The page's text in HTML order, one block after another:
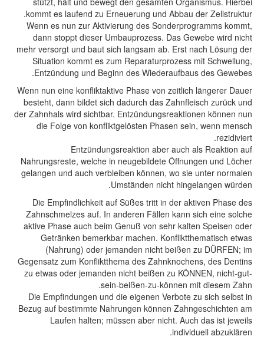
kommt es laufend zu Erneuerung und Abbau der
Wenn es nun zur Aktivierung des
dann stoppt dieser Umbauprozess. Das Gewebe
mehr versorgt und baut sich langsam ab. Erst nach
Situation kommt es zum Reparaturprozess mit
Entzündung und Beginn des Wiederaufbaus des
Wenn nun eine konfliktaktive Phase von zeitlich
besteht, dann bildet sich dadurch das Zahnfleisch
der Zahnhals wird sichtbar. Entzündungsreaktionen
die Folge von konfliktgelösten Phasen sein,
Entzündungsreaktion aber auch als
Nahrungsreste, welche in neugebildete Öffnungen
gelangen und auch verbleiben können, wo sie unter
Umständen nicht
Die Empfindlichkeit auf Süßes tritt in der aktiven
Zahnschmelzes auf. In anderen Fällen kann sich
aktive Phase auch beim Genuß von sehr kalten
Getränken bemerkbar machen.
(Nahrung) oder jemanden nicht beißen zu
Gegensatz zum Konfliktthema des Zahnknochens,
zu etwas oder jemanden nicht beißen zu KÖNNEN,
sein-beißen-zu-können mit
Die Empfindungen und die eigenen Verbote zu
Bezug auf bestimmte Nahrungen können
Laufen halten; müssen aber nicht. Auch das
individuell